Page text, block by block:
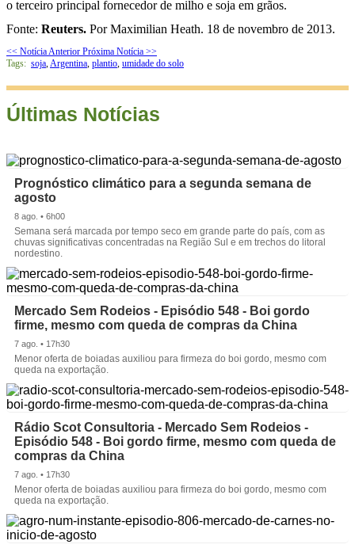
o terceiro principal fornecedor de milho e soja em grãos.
Fonte: Reuters. Por Maximilian Heath. 18 de novembro de 2013.
<< Notícia Anterior Próxima Notícia >>
Tags: soja,Argentina, plantio, umidade do solo
Últimas Notícias
Prognóstico climático para a segunda semana de
agosto
8 ago. • 6h00
Semana será marcada por tempo seco em grande parte do país, com as
chuvas significativas concentradas na Região Sul e em trechos do litoral
nordestino.
Mercado Sem Rodeios - Episódio 548 - Boi gordo
firme, mesmo com queda de compras da China
7 ago. • 17h30
Menor oferta de boiadas auxiliou para firmeza do boi gordo, mesmo com
queda na exportação.
Rádio Scot Consultoria - Mercado Sem Rodeios -
Episódio 548 - Boi gordo firme, mesmo com queda de
compras da China
7 ago. • 17h30
Menor oferta de boiadas auxiliou para firmeza do boi gordo, mesmo com
queda na exportação.